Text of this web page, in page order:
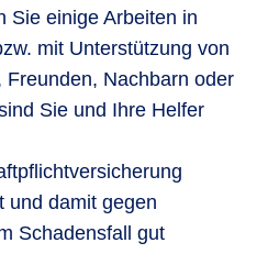
Sie einige Arbeiten in
mit Unterstützung von
Freunden, Nachbarn oder
Sie und Ihre Helfer
und damit gegen
Schadensfall gut